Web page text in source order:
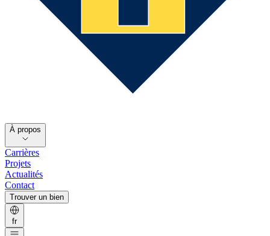
À propos
Carrières
Projets
Actualités
Contact
Trouver un bien
fr